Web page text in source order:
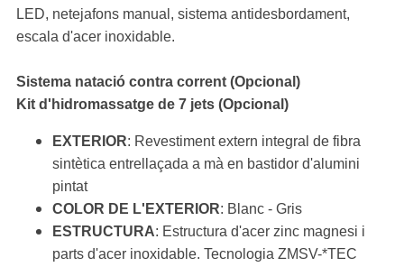
LED, netejafons manual, sistema antidesbordament,
escala d'acer inoxidable.
Sistema natació contra corrent (Opcional)
Kit d'hidromassatge de 7 jets (Opcional)
EXTERIOR: Revestiment extern integral de fibra
sintètica entrellaçada a mà en bastidor d'alumini
pintat
COLOR DE L'EXTERIOR: Blanc - Gris
ESTRUCTURA: Estructura d'acer zinc magnesi i
parts d'acer inoxidable. Tecnologia ZMSV-*TEC